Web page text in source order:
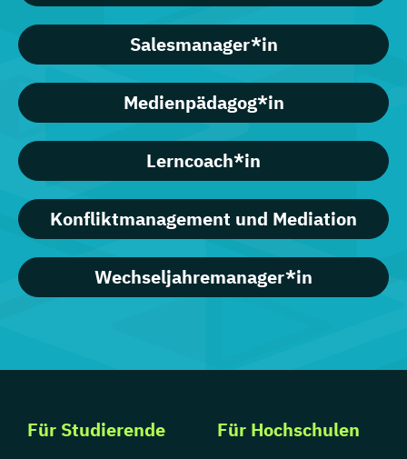
Salesmanager*in
Medienpädagog*in
Lerncoach*in
Konfliktmanagement und Mediation
Wechseljahremanager*in
Für Studierende Für Hochschulen